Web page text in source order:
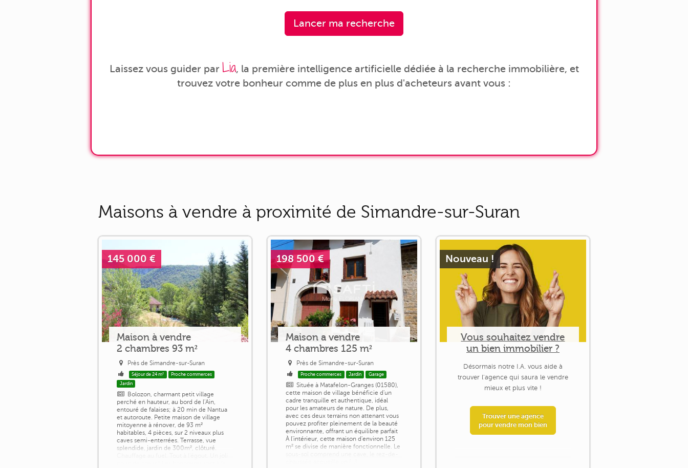
Lancer ma recherche
Laissez vous guider par Lia, la première intelligence artificielle dédiée à la recherche immobilière, et
trouvez votre bonheur comme de plus en plus d'acheteurs avant vous :
Maisons à vendre à proximité de Simandre-sur-Suran
145 000 €
Maison à vendre
2 chambres 93 m²
Près de Simandre-sur-Suran
Séjour de 24 m²
Proche commerces
Jardin
Bolozon, charmant petit village
perché en hauteur, au bord de l'Ain,
entouré de falaises; à 20 min de Nantua
et autoroute. Petite maison de village
mitoyenne à rénover, de 93 m²
habitables, 4 pièces, sur 2 niveaux plus
caves semi-enterrées. Terrasse, vue
splendide, jardin de 300m², clôturé.
198 500 €
Maison a vendre
4 chambres 125 m²
Près de Simandre-sur-Suran
Proche commerces Jardin Garage
Située à Matafelon-Granges (01580),
cette maison de village bénéficie d'un
cadre tranquille et authentique, idéal
pour les amateurs de nature. De plus,
avec ces deux terrains non attenant vous
pouvez profiter pleinement de la beauté
environnante, offrant un équilibre parfait
À l'intérieur, cette maison d'environ 125
m² se divise de manière fonctionnelle. Le
Nouveau !
Vous souhaitez vendre
un bien immobilier ?
Désormais notre I.A. vous aide à
trouver l'agence qui saura le vendre
mieux et plus vite !
Trouver une agence
pour vendre mon bien